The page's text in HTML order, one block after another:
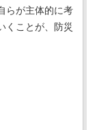
らが主体的に考
くことが、防災